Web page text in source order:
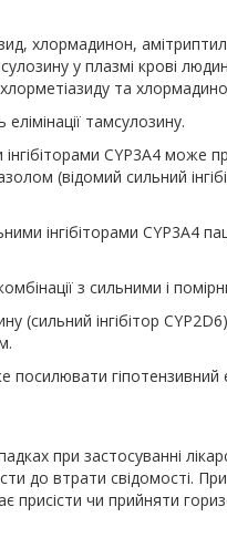
хлормадинон,
у плазмі крові
та
тамсулозину.
CYP3A4 може
(відомий сильний
інгібіторами CYP3A4
з сильними і
(сильний інгібітор
гіпотензивний
при застосуванні
до втрати свідомості.
присісти чи прийняти